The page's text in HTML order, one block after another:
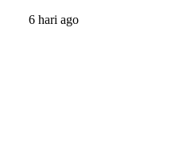
6 hari ago